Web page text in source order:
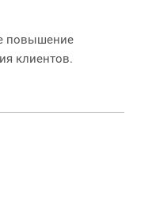
повышение
клиентов.